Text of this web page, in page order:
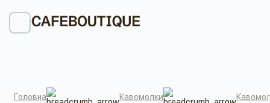
Головна Кавомолки